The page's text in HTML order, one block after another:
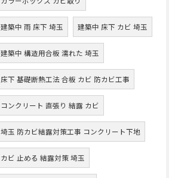
建築中 雨 床下 埼玉 建築中 床下 カビ 埼玉
建築中 構造用合板 濡れた 埼玉
床下 基礎断熱工法 合板 カビ 防カビ工事
コンクリート 直張り 結露 カビ
埼玉 防カビ結露対策工事 コンクリート下地
カビ 止める 結露対策 埼玉